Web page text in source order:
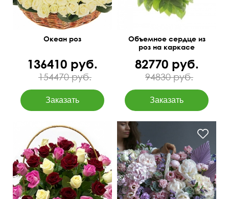
Океан роз
136410 руб.
154470 руб.
Объемное сердце из
роз на каркасе
82770 руб.
94830 руб.
50 см 60 см
Твидии, статица,
суккуленты, матиолы,
клематисы, папоротник и
др.